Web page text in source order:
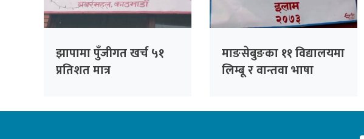
झापामा पुँजीगत खर्च ५१
प्रतिशत मात्र
माङसेबुङका ११ विद्यालयमा
लिम्बू र वान्तवा भाषा